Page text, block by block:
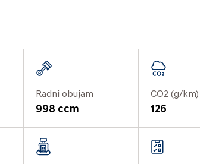
Radni obujam
998 ccm
CO2 (g/km)
126